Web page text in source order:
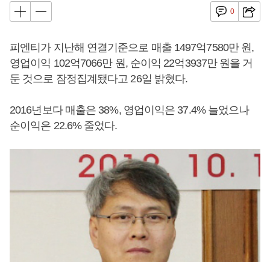
0
피엔티가 지난해 연결기준으로 매출 1497억7580만 원,
영업이익 102억7066만 원, 순이익 22억3937만 원을 거
둔 것으로 잠정집계됐다고 26일 밝혔다.
2016년보다 매출은 38%, 영업이익은 37.4% 늘었으나
순이익은 22.6% 줄었다.